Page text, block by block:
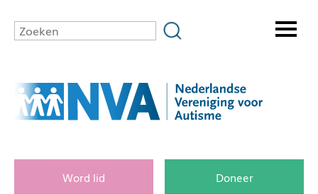
Word lid Doneer